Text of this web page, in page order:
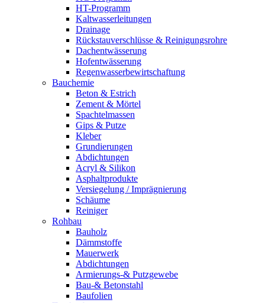
HT-Programm
Kaltwasserleitungen
Drainage
Rückstauverschlüsse & Reinigungsrohre
Dachentwässerung
Hofentwässerung
Regenwasserbewirtschaftung
Bauchemie
Beton & Estrich
Zement & Mörtel
Spachtelmassen
Gips & Putze
Kleber
Grundierungen
Abdichtungen
Acryl & Silikon
Asphaltprodukte
Versiegelung / Imprägnierung
Schäume
Reiniger
Rohbau
Bauholz
Dämmstoffe
Mauerwerk
Abdichtungen
Armierungs-& Putzgewebe
Bau-& Betonstahl
Baufolien